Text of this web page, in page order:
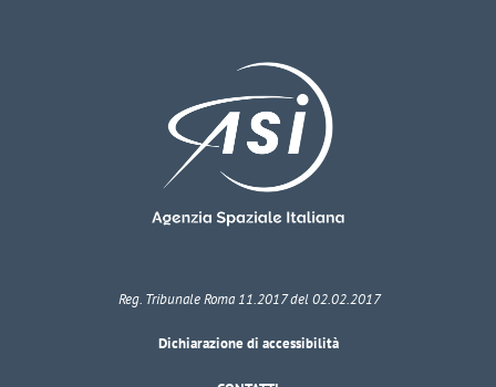
Reg. Tribunale Roma 11.2017 del 02.02.2017
Dichiarazione di accessibilità